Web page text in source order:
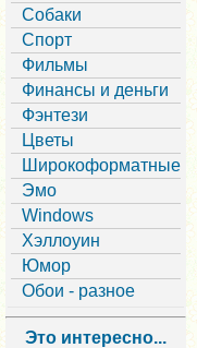
Собаки
Спорт
Фильмы
Финансы и деньги
Фэнтези
Цветы
Широкоформатные
Эмо
Windows
Хэллоуин
Юмор
Обои - разное
Это интересно...